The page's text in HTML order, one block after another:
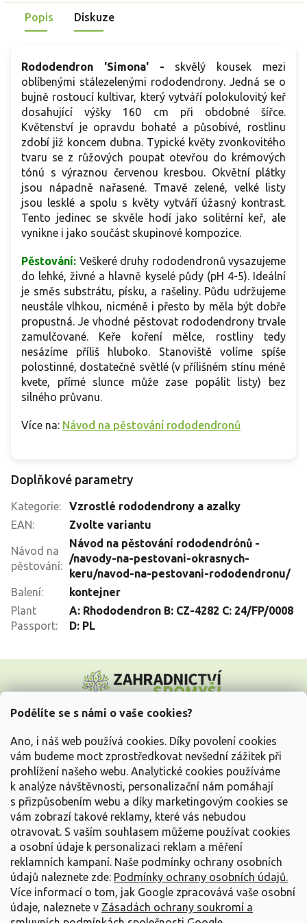
Podělíte se s námi o vaše cookies?
Ano, i náš web používá cookies. Díky povolení cookies
vám budeme moct zprostředkovat nevšední zážitek při
prohlížení našeho webu. Analytické cookies používáme
k analýze návštěvnosti, personalizační nám pomáhají
s přizpůsobením webu a díky marketingovým cookies se
vám zobrazí takové reklamy, které vás nebudou
otravovat. S vaším souhlasem můžeme používat cookies
a osobní údaje k personalizaci reklam a měření
reklamních kampaní. Naše podmínky ochrany osobních
údajů naleznete zde: Podmínky ochrany osobních údajů.
Více informací o tom, jak Google zpracovává vaše osobní
údaje, naleznete v Zásadách ochrany soukromí a
poledního úpalu. V menší zahradě působí upraveně i bez
pravidelného řezu.
Popis Diskuze
Rododendron 'Simona' - skvělý kousek mezi
oblíbenými stálezelenými rododendrony. Jedná se o
bujně rostoucí kultivar, který vytváří polokulovitý keř
dosahující výšky 160 cm při obdobné šířce.
Květenství je opravdu bohaté a působivé, rostlinu
zdobí již koncem dubna. Typické květy zvonkovitého
tvaru se z růžových poupat otevřou do krémových
tónú s výraznou červenou kresbou. Okvětní plátky
jsou nápadně nařasené. Tmavě zelené, velké listy
jsou lesklé a spolu s květy vytváří úžasný kontrast.
Tento jedinec se skvěle hodí jako solitérní keř, ale
vynikne i jako součást skupinové kompozice.
Pěstování: Veškeré druhy rododendronů vysazujeme
do lehké, živné a hlavně kyselé půdy (pH 4-5). Ideální
je směs substrátu, písku, a rašeliny. Půdu udržujeme
neustále vlhkou, nicméně i přesto by měla být dobře
propustná. Je vhodné pěstovat rododendrony trvale
zamulčované. Keře koření mělce, rostliny tedy
nesázíme příliš hluboko. Stanoviště volíme spíše
polostinné, dostatečně světlé (v přílišném stínu méně
kvete, přímé slunce může zase popálit listy) bez
silného průvanu.
Více na: Návod na pěstování rododendronů
Doplňkové parametry
Kategorie:
Vzrostlé rododendrony a azalky
EAN: Zvolte variantu
Návod na
pěstování:
Návod na pěstování rododendrónů -
/navody-na-pestovani-okrasnych-
keru/navod-na-pestovani-rododendronu/
Balení:
kontejner
Plant
Passport:
A: Rhododendron B: CZ-4282 C: 24/FP/0008
D: PL
p
Vše o nákupu
Informace pro Vás
Kontakujte nás